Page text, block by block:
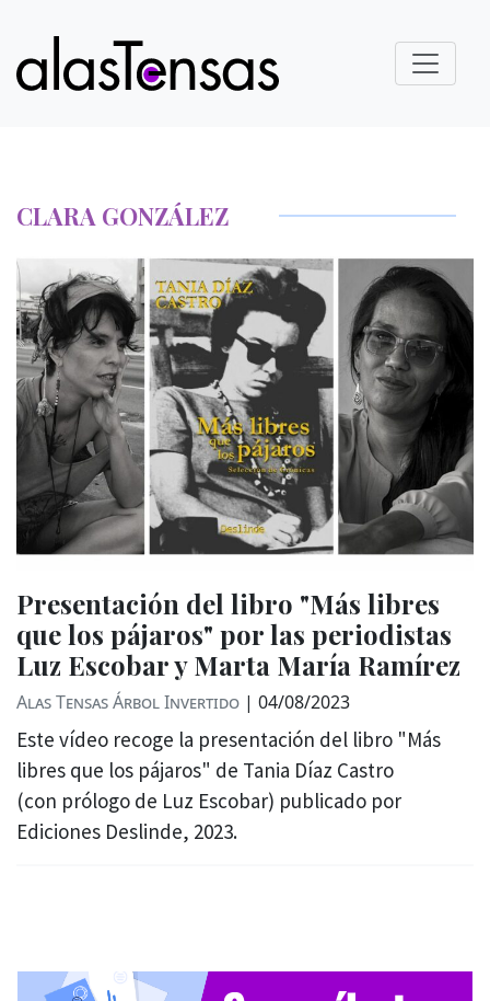
CLARA GONZÁLEZ
Presentación del libro "Más libres
que los pájaros" por las periodistas
Luz Escobar y Marta María Ramírez
Alas TensasÁrbol Invertido | 04/08/2023
Este vídeo recoge la presentación del libro "Más
libres que los pájaros" de Tania Díaz Castro
(con prólogo de Luz Escobar) publicado por
Ediciones Deslinde, 2023.